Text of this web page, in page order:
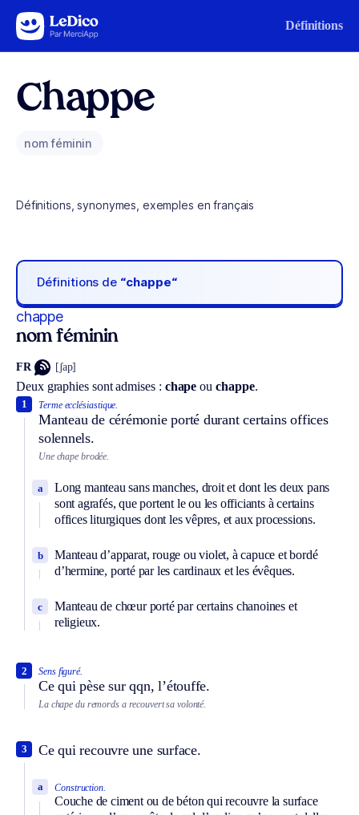
Aller au contenu Définitions
Chappe
nom féminin
Définitions, synonymes, exemples en français
Définitions de “chappe“
chappe
nom féminin
FR [ʃap]
Deux graphies sont admises : chape ou chappe.
Terme ecclésiastique.
Manteau de cérémonie porté durant certains offices
solennels.
1
Une chape brodée.
Long manteau sans manches, droit et dont les deux pans
sont agrafés, que portent le ou les officiants à certains
offices liturgiques dont les vêpres, et aux processions.
a
Manteau d’apparat, rouge ou violet, à capuce et bordé
d’hermine, porté par les cardinaux et les évêques.
b
Manteau de chœur porté par certains chanoines et
religieux.
c
Sens figuré.
Ce qui pèse sur qqn, l’étouffe.
2
La chape du remords a recouvert sa volonté.
Ce qui recouvre une surface.
3
Construction.
Couche de ciment ou de béton qui recouvre la surface
a